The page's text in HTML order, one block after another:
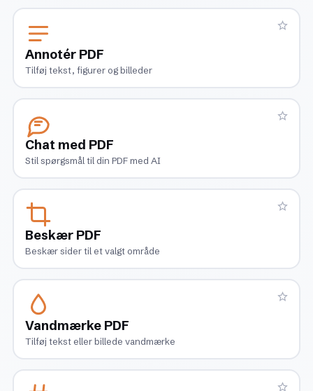
Annotér PDF
Tilføj tekst, figurer og billeder
Chat med PDF
Stil spørgsmål til din PDF med AI
Beskær PDF
Beskær sider til et valgt område
Vandmærke PDF
Tilføj tekst eller billede vandmærke